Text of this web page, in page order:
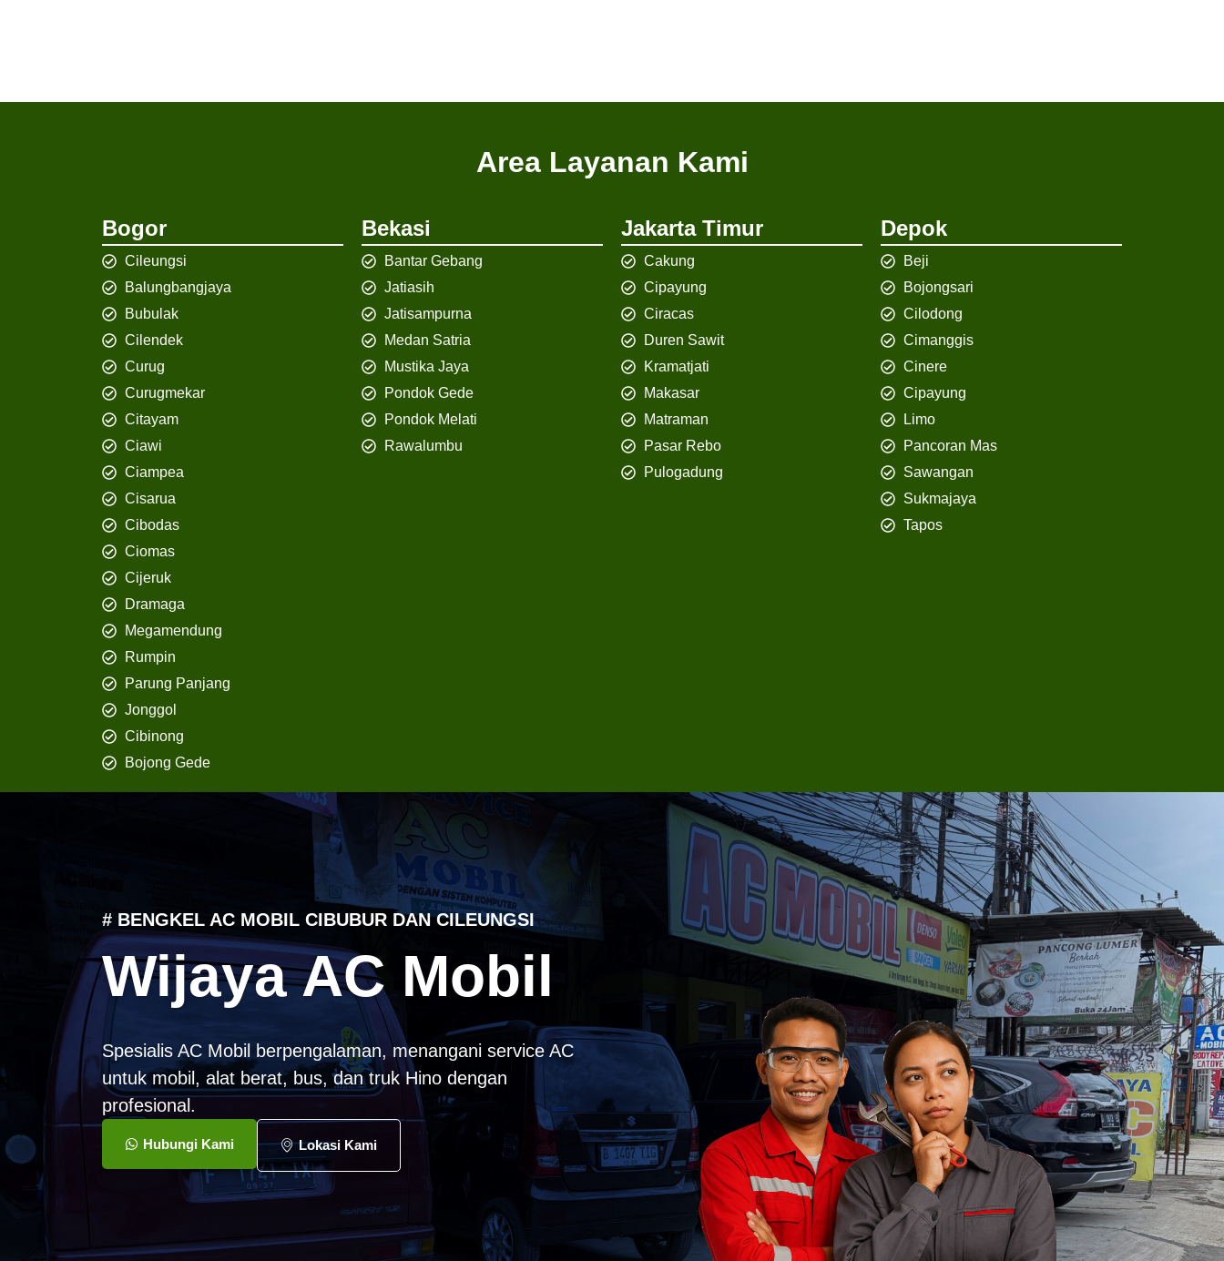
Area Layanan Kami
Bogor
Cileungsi
Balungbangjaya
Bubulak
Cilendek
Curug
Curugmekar
Citayam
Ciawi
Ciampea
Cisarua
Cibodas
Ciomas
Cijeruk
Dramaga
Megamendung
Rumpin
Parung Panjang
Jonggol
Cibinong
Bojong Gede
Bekasi
Bantar Gebang
Jatiasih
Jatisampurna
Medan Satria
Mustika Jaya
Pondok Gede
Pondok Melati
Rawalumbu
Jakarta Timur
Cakung
Cipayung
Ciracas
Duren Sawit
Kramatjati
Makasar
Matraman
Pasar Rebo
Pulogadung
Depok
Beji
Bojongsari
Cilodong
Cimanggis
Cinere
Cipayung
Limo
Pancoran Mas
Sawangan
Sukmajaya
Tapos
# BENGKEL AC MOBIL CIBUBUR DAN CILEUNGSI
Wijaya AC Mobil
Spesialis AC Mobil berpengalaman, menangani service AC
untuk mobil, alat berat, bus, dan truk Hino dengan
profesional.
Hubungi Kami Lokasi Kami